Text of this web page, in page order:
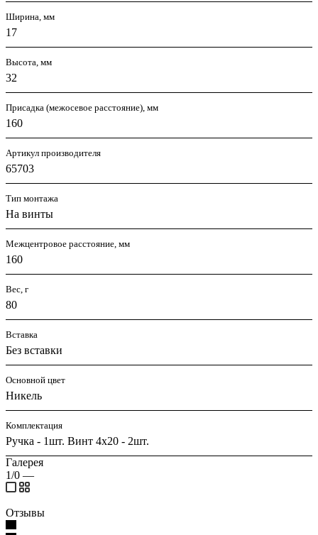
Ширина, мм
17
Высота, мм
32
Присадка (межосевое расстояние), мм
160
Артикул производителя
65703
Тип монтажа
На винты
Межцентровое расстояние, мм
160
Вес, г
80
Вставка
Без вставки
Основной цвет
Никель
Комплектация
Ручка - 1шт. Винт 4х20 - 2шт.
Галерея
1/0 —
Отзывы